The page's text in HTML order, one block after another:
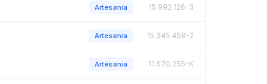
Artesanía 15.992.126-3
Artesanía 15.345.458-2
Artesanía 11.670.255-K